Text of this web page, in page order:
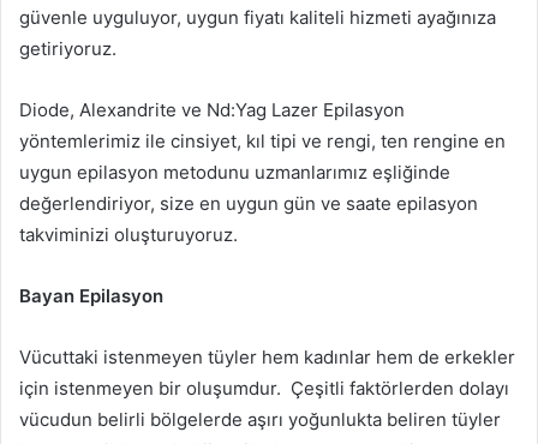
güvenle uyguluyor, uygun fiyatı kaliteli hizmeti ayağınıza
getiriyoruz.
Diode, Alexandrite ve Nd:Yag Lazer Epilasyon
yöntemlerimiz ile cinsiyet, kıl tipi ve rengi, ten rengine en
uygun epilasyon metodunu uzmanlarımız eşliğinde
değerlendiriyor, size en uygun gün ve saate epilasyon
takviminizi oluşturuyoruz.
Bayan Epilasyon
Vücuttaki istenmeyen tüyler hem kadınlar hem de erkekler
için istenmeyen bir oluşumdur. Çeşitli faktörlerden dolayı
vücudun belirli bölgelerde aşırı yoğunlukta beliren tüyler